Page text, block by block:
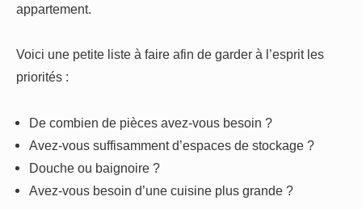
appartement.
Voici une petite liste à faire afin de garder à l’esprit les
priorités :
De combien de pièces avez-vous besoin ?
Avez-vous suffisamment d’espaces de stockage ?
Douche ou baignoire ?
Avez-vous besoin d’une cuisine plus grande ?